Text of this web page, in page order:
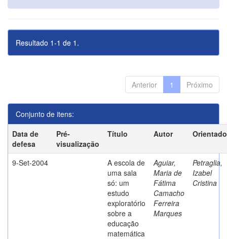
Resultado 1-1 de 1.
Anterior 1 Próximo
Conjunto de itens:
Data de
defesa
Pré-
visualização
Título Autor
9-Set-2004
A escola de
uma sala
só: um
estudo
exploratório
sobre a
educação
matemática
Aguiar,
Maria de
Fátima
Camacho
Ferreira
Marques
Petraglia,
Izabel
Cristina